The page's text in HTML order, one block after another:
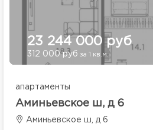
23 244 000 руб
312 000 руб за 1 кв.м.
апартаменты
Аминьевское ш, д 6
Аминьевское ш, д 6